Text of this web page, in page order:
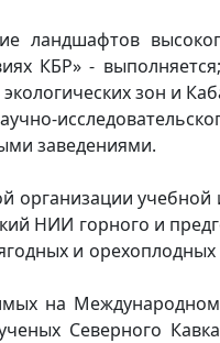
ландшафтов
КБР» -
зон и
заведениями.
НИИ горного и
и
на
Северного